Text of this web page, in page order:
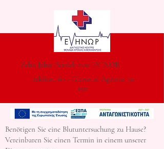
Zehn Jahre Betrieb von EVINOR
Iraklitou 60 - Gianouzi Agrinio, 30
150
Benötigen Sie eine Blutuntersuchung zu Hause?
Vereinbaren Sie einen Termin in einem unserer